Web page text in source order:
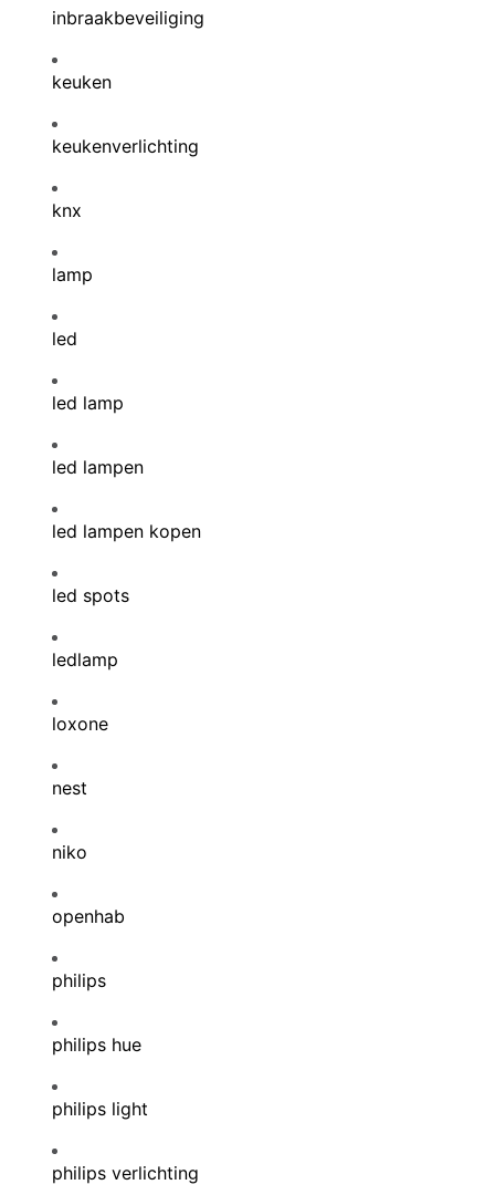
inbraakbeveiliging
keuken
keukenverlichting
knx
lamp
led
led lamp
led lampen
led lampen kopen
led spots
ledlamp
loxone
nest
niko
openhab
philips
philips hue
philips light
philips verlichting